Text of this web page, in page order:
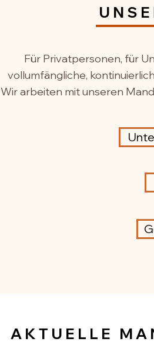
Für Privatpersonen, für
vollumfängliche,
Wir arbeiten mit unseren
AKTUELLE